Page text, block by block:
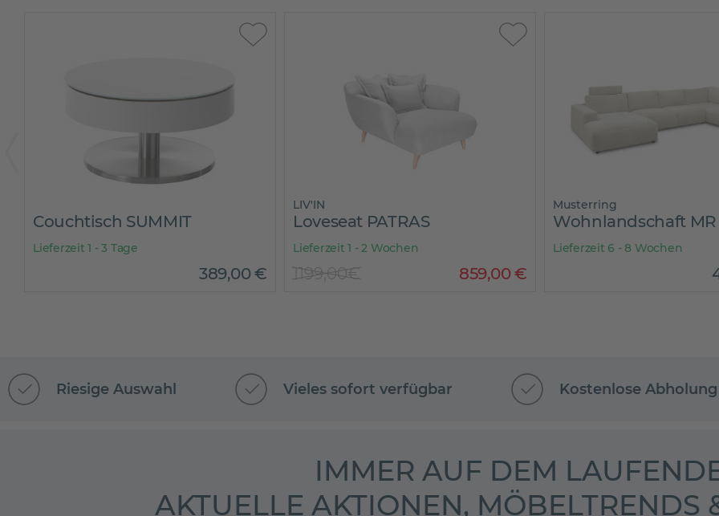
Couchtisch SUMMIT
Lieferzeit 1 - 3 Tage
389,00€
LIV'IN
Loveseat PATRAS
Lieferzeit 1 - 2 Wochen
859,00€
1199,00€
Musterring
Wohnlandschaft MR
Lieferzeit 6 - 8 Wochen
Riesige Auswahl Vieles sofort verfügbar Kostenlose
IMMER AUF DEM
AKTUELLE AKTIONEN, MÖBELTRENDS